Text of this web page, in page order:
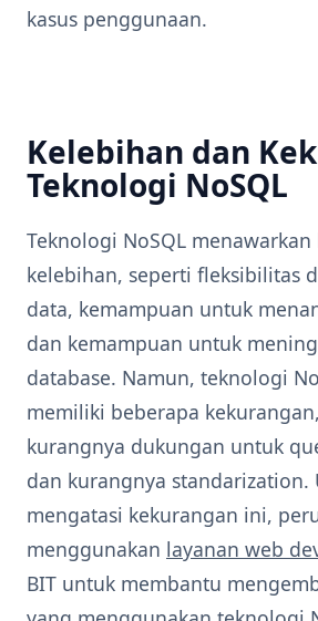
kasus penggunaan.
Kelebihan dan
Teknologi NoSQL
Teknologi NoSQL
kelebihan, seperti fleksibilitas
data, kemampuan untuk
dan kemampuan untuk
database. Namun, teknologi
memiliki beberapa
kurangnya dukungan untuk
dan kurangnya standarization.
mengatasi kekurangan ini,
menggunakan layanan web
BIT untuk membantu